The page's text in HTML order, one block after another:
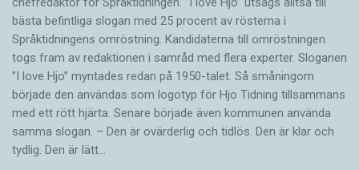
bästa befintliga slogan med 25 procent av rösterna i
Språktidningens omröstning. Kandidaterna till omröstningen
togs fram av redaktionen i samråd med flera experter. Sloganen
”I love Hjo” myntades redan på 1950-talet. Så småningom
började den användas som logotyp för Hjo Tidning tillsammans
med ett rött hjärta. Senare började även kommunen använda
samma slogan. – Den är ovärderlig och tidlös. Den är klar och
tydlig. Den är lätt…